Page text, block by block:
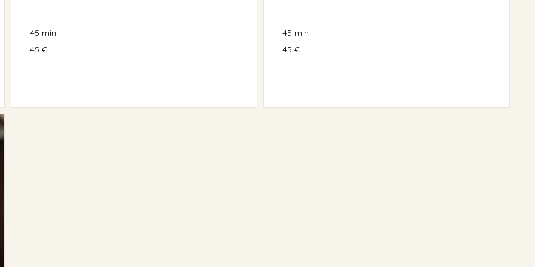
45 min
euros
45 €
45 min
euros
45 €